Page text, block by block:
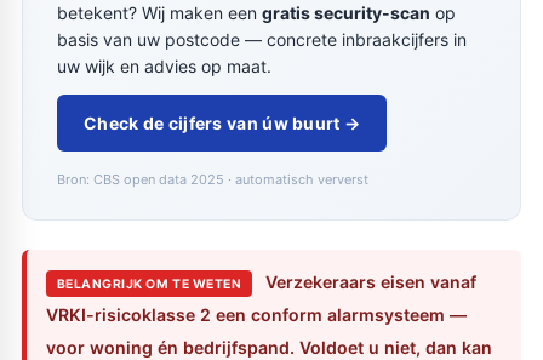
betekent? Wij maken een gratis security-scan op
basis van uw postcode — concrete inbraakcijfers in
uw wijk en advies op maat.
Check de cijfers van úw buurt →
Bron: CBS open data 2025 · automatisch ververst
BELANGRIJK OM TE WETEN
Verzekeraars eisen vanaf
VRKI-risicoklasse 2 een conform alarmsysteem —
voor woning én bedrijfspand. Voldoet u niet, dan kan